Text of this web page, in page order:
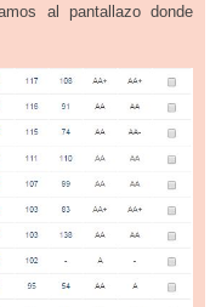
al pantallazo donde